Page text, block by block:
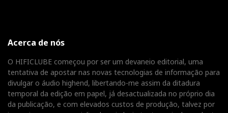
Acerca de nós
O HIFICLUBE começou por ser um devaneio editorial, uma
tentativa de apostar nas novas tecnologias de informação para
divulgar o áudio highend, libertando-me assim da ditadura
temporal da edição em papel, já desactualizada no próprio dia
da publicação, e com elevados custos de produção, talvez por